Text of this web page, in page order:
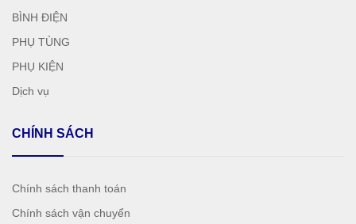
BÌNH ĐIỆN
PHỤ TÙNG
PHỤ KIỆN
Dịch vụ
CHÍNH SÁCH
Chính sách thanh toán
Chính sách vận chuyển